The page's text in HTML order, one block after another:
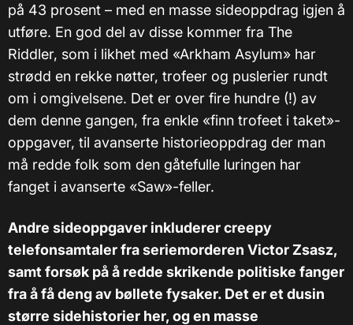
på 43 prosent – med en masse sideoppdrag igjen å
utføre. En god del av disse kommer fra The
Riddler, som i likhet med «Arkham Asylum» har
strødd en rekke nøtter, trofeer og puslerier rundt
om i omgivelsene. Det er over fire hundre (!) av
dem denne gangen, fra enkle «finn trofeet i taket»-
oppgaver, til avanserte historieoppdrag der man
må redde folk som den gåtefulle luringen har
fanget i avanserte «Saw»-feller.
Andre sideoppgaver inkluderer creepy
telefonsamtaler fra seriemorderen Victor Zsasz,
samt forsøk på å redde skrikende politiske fanger
fra å få deng av bøllete fysaker. Det er et dusin
større sidehistorier her, og en masse